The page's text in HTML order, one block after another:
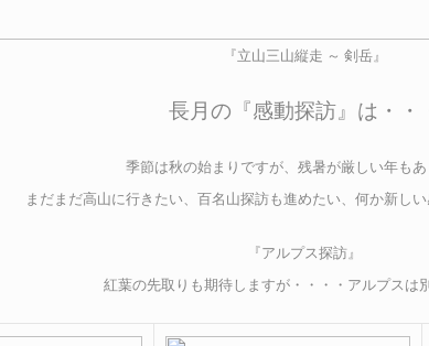
『立山三山縦走 ～ 剣岳』
長月の『感動探訪』は・・
季節は秋の始まりですが、残暑が厳しい年もあ
まだまだ高山に行きたい、百名山探訪も進めたい、何か新し
『アルプス探訪』
紅葉の先取りも期待しますが・・・・アルプスは